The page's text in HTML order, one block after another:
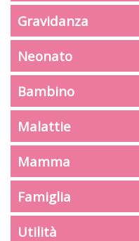
Gravidanza
Neonato
Bambino
Malattie
Mamma
Famiglia
Utilità